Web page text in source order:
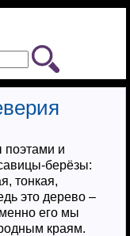
поэтами и
берёзы:
тонкая,
это дерево –
его мы
краям.